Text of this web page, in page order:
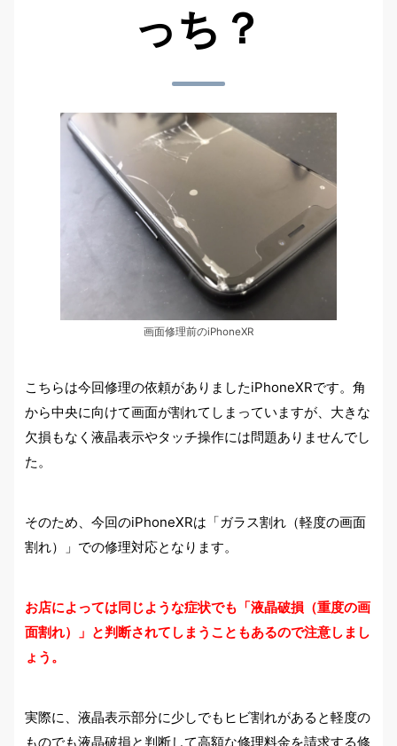
っち？
画面修理前のiPhoneXR
こちらは今回修理の依頼がありましたiPhoneXRです。角
から中央に向けて画面が割れてしまっていますが、大きな
欠損もなく液晶表示やタッチ操作には問題ありませんでし
た。
そのため、今回のiPhoneXRは「ガラス割れ（軽度の画面
割れ）」での修理対応となります。
お店によっては同じような症状でも「液晶破損（重度の画
面割れ）」と判断されてしまうこともあるので注意しまし
ょう。
実際に、液晶表示部分に少しでもヒビ割れがあると軽度の
ものでも液晶破損と判断して高額な修理料金を請求する修